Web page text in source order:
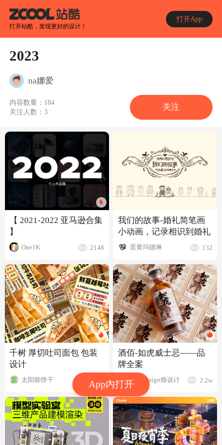
打开站酷，发现更好的设计！
打开App
App内打开
2023
na娜爱
内容数量： 184
关注人数：3
关注
【 2021-2022 亚马逊合集
】
One1K 2148
千树 厚切吐司面包 包装
设计
太阳能饼干 6109
我们的故事-婚礼简笔画
小动画，记录相识到婚礼
蛋黄玛德琳 132
酒佰-如虎威士忌——品
牌全案
SureDesign烁设计 2.2w